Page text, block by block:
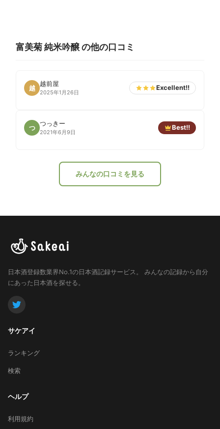
富美菊 純米吟醸 の他の口コミ
越
越前屋
2025年1月26日
Excellent!!
つ
つっきー
2021年6月9日
Best!!
みんなの口コミを見る
日本酒登録数業界No.1の日本酒記録サービス。
みんなの記録から自分
にあった日本酒を探せる。
サケアイ
ランキング
検索
ヘルプ
利用規約